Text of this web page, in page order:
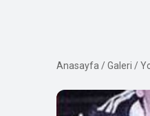
Anasayfa /Galeri /